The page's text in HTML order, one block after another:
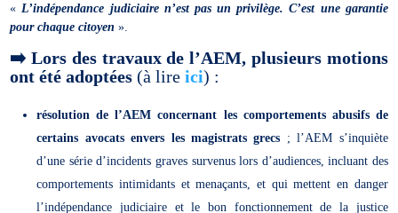
« L’indépendance judiciaire n’est pas un privilège. C’est une garantie
pour chaque citoyen ».
➡️ Lors des travaux de l’AEM, plusieurs motions
ont été adoptées (à lireici) :
résolution de l’AEM concernant les comportements abusifs de
certains avocats envers les magistrats grecs ; l’AEM s’inquiète
d’une série d’incidents graves survenus lors d’audiences, incluant des
comportements intimidants et menaçants, et qui mettent en danger
l’indépendance judiciaire et le bon fonctionnement de la justice